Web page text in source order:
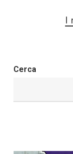
I
Cerca